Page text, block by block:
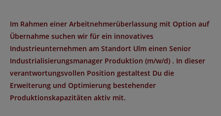
Im Rahmen einer Arbeitnehmerüberlassung mit Option auf
Übernahme suchen wir für ein innovatives
Industrieunternehmen am Standort Ulm einen Senior
Industrialisierungsmanager Produktion (m/w/d) . In dieser
verantwortungsvollen Position gestaltest Du die
Erweiterung und Optimierung bestehender
Produktionskapazitäten aktiv mit.